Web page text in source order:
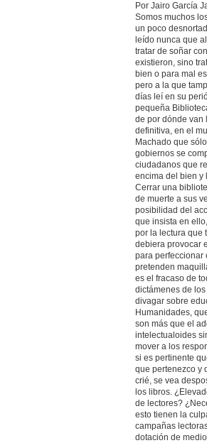
Por Jairo García
Somos muchos
un poco
leído nunca que
tratar de soñar
existieron, sino
bien o para mal
pero a la que
días leí en su
pequeña
de por dónde van
definitiva, en el
Machado que
gobiernos se
ciudadanos que
encima del bien y
Cerrar una
de muerte a sus
posibilidad del
que insista en
por la lectura que
debiera provocar
para perfeccionar
pretenden
es el fracaso de
dictámenes de
divagar sobre
Humanidades,
son más que el
intelectualoides
mover a los
si es pertinente
que pertenezco y
crié, se vea
los libros.
de lectores?
esto tienen la
campañas
dotación de